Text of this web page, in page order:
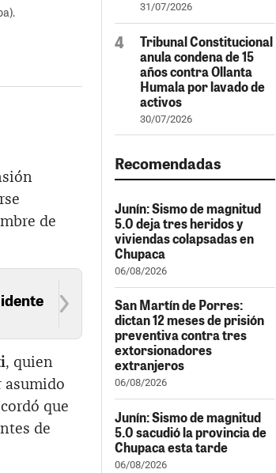
de
, quien
asumido
que
de
31/07/2026
Tribunal Constitucional
anula condena de 15
años contra Ollanta
Humala por lavado de
activos
30/07/2026
Recomendadas
Junín: Sismo de magnitud
5.0 deja tres heridos y
viviendas colapsadas en
Chupaca
06/08/2026
San Martín de Porres:
dictan 12 meses de prisión
preventiva contra tres
extorsionadores
extranjeros
06/08/2026
Junín: Sismo de magnitud
5.0 sacudió la provincia de
Chupaca esta tarde
06/08/2026